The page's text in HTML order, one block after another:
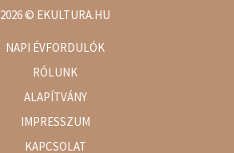
2026© EKULTURA.HU
NAPI ÉVFORDULÓK
RÓLUNK
ALAPÍTVÁNY
IMPRESSZUM
KAPCSOLAT